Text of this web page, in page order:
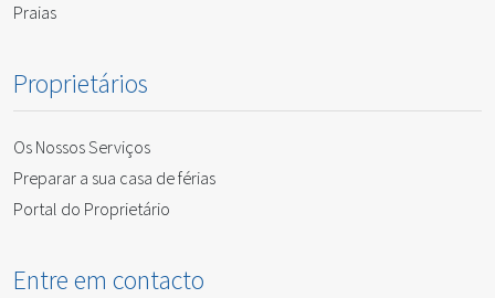
Praias
Proprietários
Os Nossos Serviços
Preparar a sua casa de férias
Portal do Proprietário
Entre em contacto